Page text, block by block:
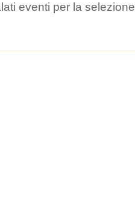
eventi per la selezione